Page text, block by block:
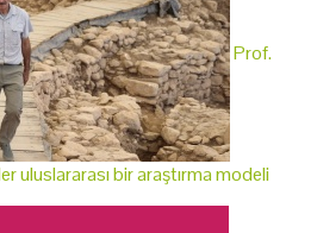
Prof.
uluslararası bir araştırma modeli